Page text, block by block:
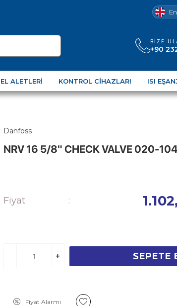
BIZE
+90
EL ALETLERI KONTROL CIHAZLARI ISI
Danfoss
NRV 16 5/8" CHECK VALVE 020-
Fiyat :
SEPETE
Fiyat Alarmı